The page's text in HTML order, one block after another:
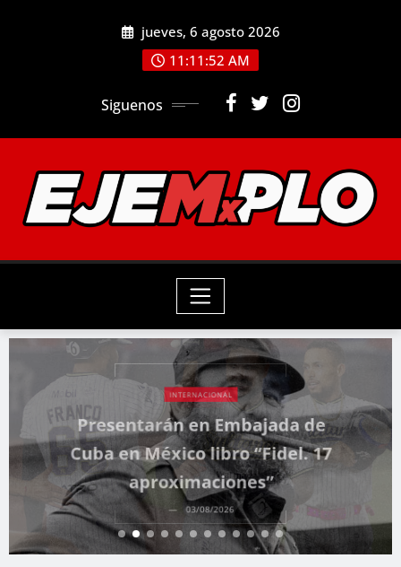
jueves, 6 agosto 2026
11:11:53 AM
Siguenos
INTERNACIONAL
Presentarán en Embajada de
Cuba en México libro “Fidel. 17
aproximaciones”
03/08/2026